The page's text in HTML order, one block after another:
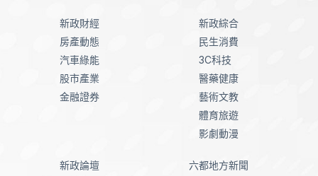
新政財經
房產動態
汽車綠能
股市產業
金融證券
新政綜合
民生消費
3C科技
醫藥健康
藝術文教
體育旅遊
影劇動漫
新政論壇
六都地方新聞